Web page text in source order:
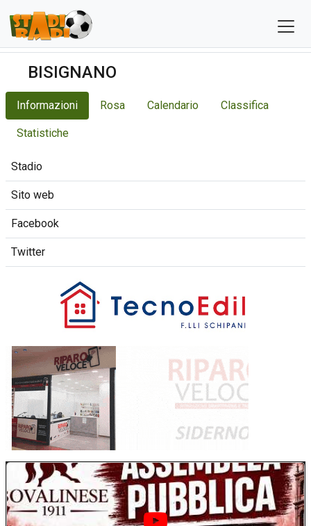
BISIGNANO
Informazioni Rosa Calendario Classifica
Statistiche
Stadio
Sito web
Facebook
Twitter